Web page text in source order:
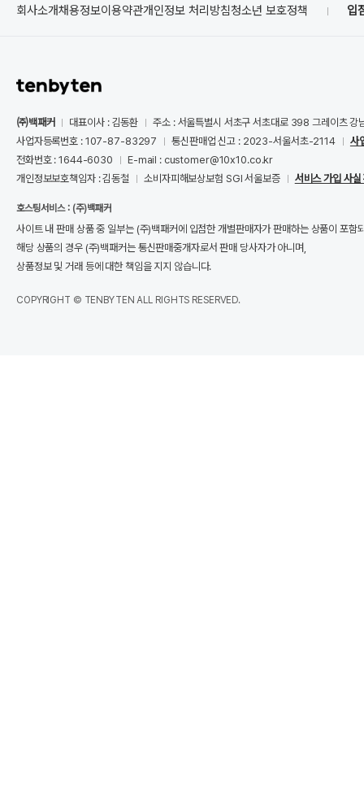
회사소개채용정보이용약관개인정보 처리방침청소년 보호정책 입
㈜백패커 대표이사 : 김동환
주소 : 서울특별시 서초구 서초대로 398 그레이츠 강
사업자등록번호 : 107-87-83297
통신판매업 신고 : 2023-서울서초-2114
사
전화번호 : 1644-6030
E-mail : customer@10x10.co.kr
개인정보보호책임자 : 김동철
소비자피해보상보험 SGI 서울보증 서비스 가입 사실
호스팅서비스 : (주)백패커
사이트 내 판매 상품 중 일부는 (주)백패커에 입점한 개별판매자가 판매하는 상품이 포함
해당 상품의 경우 (주)백패커는 통신판매중개자로서 판매 당사자가 아니며,
상품정보 및 거래 등에 대한 책임을 지지 않습니다.
COPYRIGHT © TENBYTEN ALL RIGHTS RESERVED.